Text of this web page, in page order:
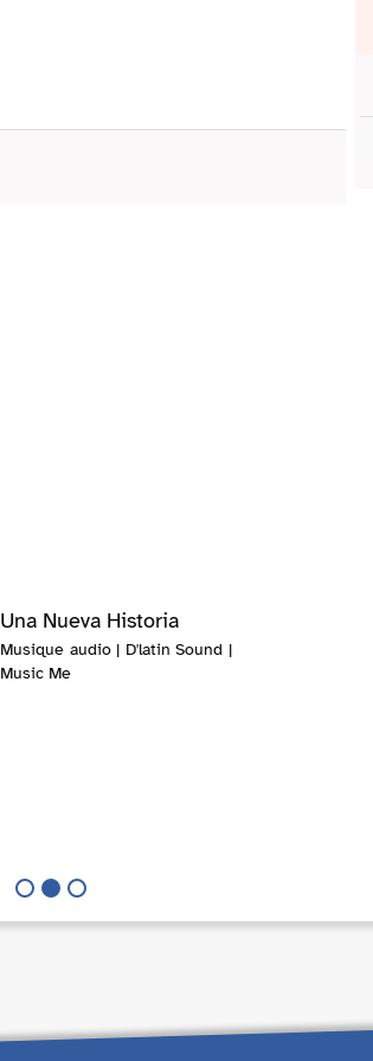
Una Nueva Historia
Musique audio | D'latin Sound |
Music Me